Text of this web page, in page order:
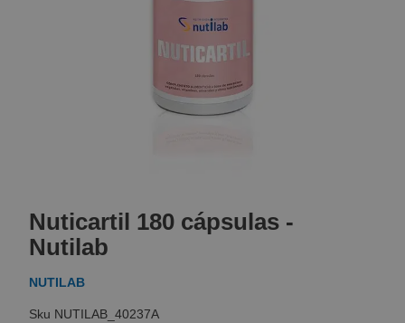
the
beginning
of
the
gallery
Nuticartil 180 cápsulas -
Nutilab
NUTILAB
NUTILAB_40237A